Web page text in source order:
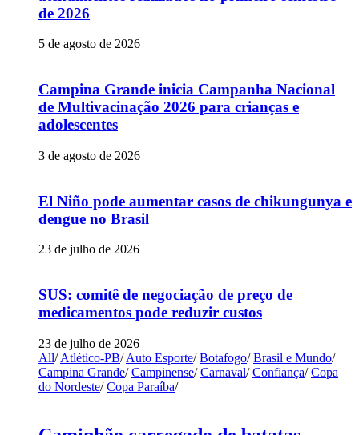
de 2026
5 de agosto de 2026
Campina Grande inicia Campanha Nacional
de Multivacinação 2026 para crianças e
adolescentes
3 de agosto de 2026
El Niño pode aumentar casos de chikungunya e
dengue no Brasil
23 de julho de 2026
SUS: comitê de negociação de preço de
medicamentos pode reduzir custos
23 de julho de 2026
All/ Atlético-PB/ Auto Esporte/ Botafogo/ Brasil e Mundo/
Campina Grande/ Campinense/ Carnaval/ Confiança/ Copa
do Nordeste/ Copa Paraíba/